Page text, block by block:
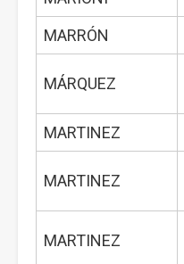
MARRÓN
MÁRQUEZ
MARTINEZ
MARTINEZ
MARTINEZ